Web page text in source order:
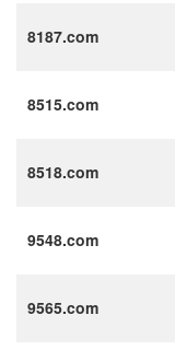
8187.com
8515.com
8518.com
9548.com
9565.com